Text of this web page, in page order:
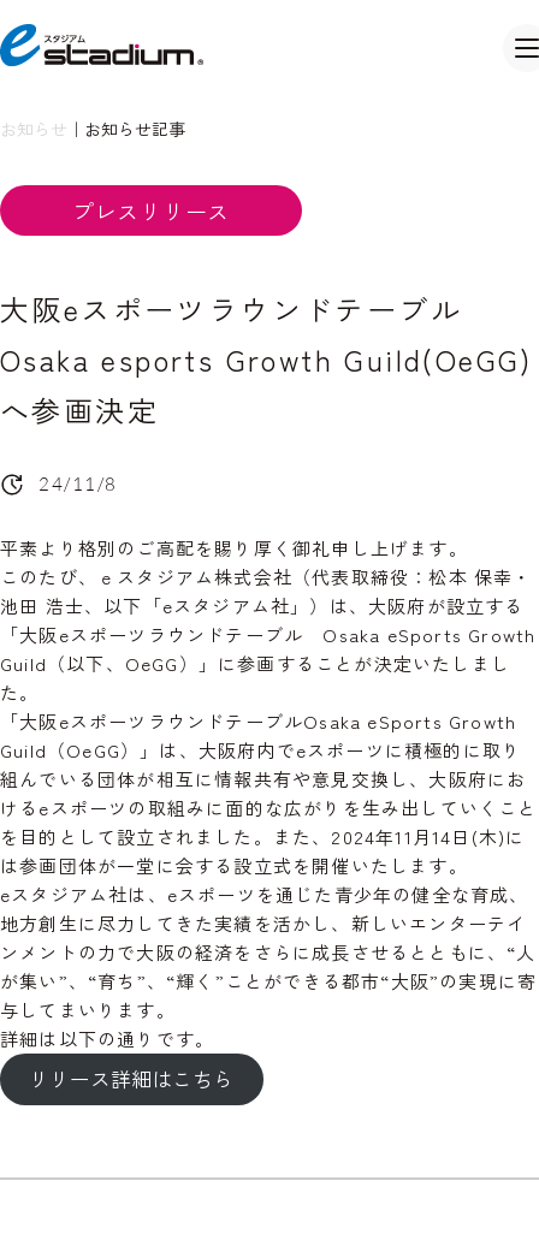
お知らせ ｜ お知らせ記事
プレスリリース
大阪eスポーツラウンドテーブル
Osaka esports Growth Guild(OeGG)
へ参画決定
24/11/8
平素より格別のご高配を賜り厚く御礼申し上げます。
このたび、ｅスタジアム株式会社（代表取締役：松本 保幸・
池田 浩士、以下「eスタジアム社」）は、大阪府が設立する
「大阪eスポーツラウンドテーブル Osaka eSports Growth
Guild（以下、OeGG）」に参画することが決定いたしまし
た。
「大阪eスポーツラウンドテーブルOsaka eSports Growth
Guild（OeGG）」は、大阪府内でeスポーツに積極的に取り
組んでいる団体が相互に情報共有や意見交換し、大阪府にお
けるeスポーツの取組みに面的な広がりを生み出していくこと
を目的として設立されました。また、2024年11月14日(木)に
は参画団体が一堂に会する設立式を開催いたします。
eスタジアム社は、eスポーツを通じた青少年の健全な育成、
地方創生に尽力してきた実績を活かし、新しいエンターテイ
ンメントの力で大阪の経済をさらに成長させるとともに、“人
が集い”、“育ち”、“輝く”ことができる都市“大阪”の実現に寄
与してまいります。
詳細は以下の通りです。
リリース詳細はこちら